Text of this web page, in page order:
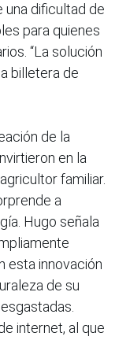
una dificultad de
para quienes
“La solución
billetera de
de la
en la
familiar.
a
Hugo señala
esta innovación
de su
internet, al que